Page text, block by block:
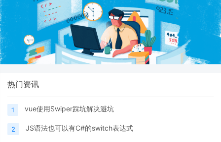
热门资讯
1 vue使用Swiper踩坑解决避坑
2 JS语法也可以有C#的switch表达式